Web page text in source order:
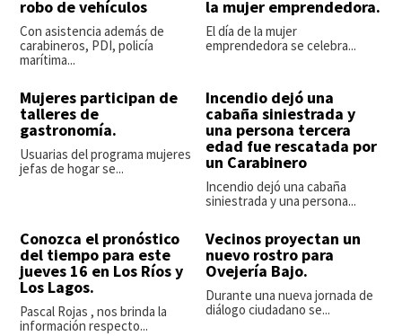
robo de vehículos
Con asistencia además de
carabineros, PDI, policía
marítima...
la mujer emprendedora.
El día de la mujer
emprendedora se celebra...
Mujeres participan de
talleres de
gastronomía.
Usuarias del programa mujeres
jefas de hogar se...
Incendio dejó una
cabaña siniestrada y
una persona tercera
edad fue rescatada por
un Carabinero
Incendio dejó una cabaña
siniestrada y una persona...
Conozca el pronóstico
del tiempo para este
jueves 16 en Los Ríos y
Los Lagos.
Pascal Rojas , nos brinda la
información respecto...
Vecinos proyectan un
nuevo rostro para
Ovejería Bajo.
Durante una nueva jornada de
diálogo ciudadano se...